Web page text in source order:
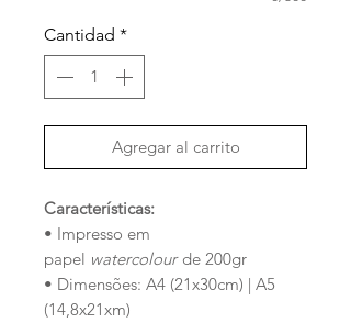
Cantidad *
Agregar al carrito
Características:
• Impresso em
papel watercolourde 200gr
• Dimensões: A4 (21x30cm) | A5
(14,8x21xm)